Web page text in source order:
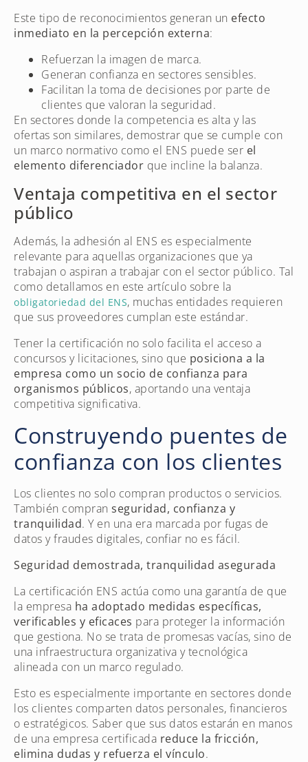
Este tipo de reconocimientos generan un efecto
inmediato en la percepción externa:
Refuerzan la imagen de marca.
Generan confianza en sectores sensibles.
Facilitan la toma de decisiones por parte de
clientes que valoran la seguridad.
En sectores donde la competencia es alta y las
ofertas son similares, demostrar que se cumple con
un marco normativo como el ENS puede ser el
elemento diferenciador que incline la balanza.
Ventaja competitiva en el sector
público
Además, la adhesión al ENS es especialmente
relevante para aquellas organizaciones que ya
trabajan o aspiran a trabajar con el sector público. Tal
como detallamos en este artículo sobre la
obligatoriedad del ENS, muchas entidades requieren
que sus proveedores cumplan este estándar.
Tener la certificación no solo facilita el acceso a
concursos y licitaciones, sino que posiciona a la
empresa como un socio de confianza para
organismos públicos, aportando una ventaja
competitiva significativa.
Construyendo puentes de
confianza con los clientes
Los clientes no solo compran productos o servicios.
También compran seguridad, confianza y
tranquilidad. Y en una era marcada por fugas de
datos y fraudes digitales, confiar no es fácil.
Seguridad demostrada, tranquilidad asegurada
La certificación ENS actúa como una garantía de que
la empresa ha adoptado medidas específicas,
verificables y eficaces para proteger la información
que gestiona. No se trata de promesas vacías, sino de
una infraestructura organizativa y tecnológica
alineada con un marco regulado.
Esto es especialmente importante en sectores donde
los clientes comparten datos personales, financieros
o estratégicos. Saber que sus datos estarán en manos
de una empresa certificada reduce la fricción,
elimina dudas y refuerza el vínculo.